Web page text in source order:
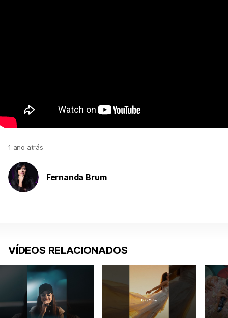
1 ano atrás
Fernanda Brum
VÍDEOS RELACIONADOS